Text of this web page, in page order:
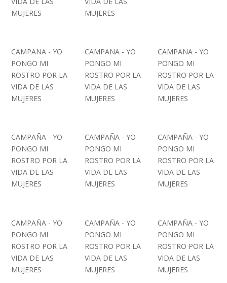
MUJERES
MUJERES
CAMPAÑA - YO
PONGO MI
ROSTRO POR LA
VIDA DE LAS
MUJERES
CAMPAÑA - YO
PONGO MI
ROSTRO POR LA
VIDA DE LAS
MUJERES
CAMPAÑA - YO
PONGO MI
ROSTRO POR LA
VIDA DE LAS
MUJERES
CAMPAÑA - YO
PONGO MI
ROSTRO POR LA
VIDA DE LAS
MUJERES
CAMPAÑA - YO
PONGO MI
ROSTRO POR LA
VIDA DE LAS
MUJERES
CAMPAÑA - YO
PONGO MI
ROSTRO POR LA
VIDA DE LAS
MUJERES
CAMPAÑA - YO
PONGO MI
ROSTRO POR LA
VIDA DE LAS
MUJERES
CAMPAÑA - YO
PONGO MI
ROSTRO POR LA
VIDA DE LAS
MUJERES
CAMPAÑA - YO
PONGO MI
ROSTRO POR LA
VIDA DE LAS
MUJERES